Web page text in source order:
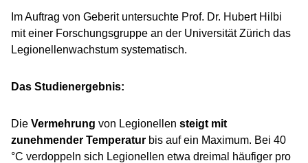
Im Auftrag von Geberit untersuchte Prof. Dr. Hubert Hilbi
mit einer Forschungsgruppe an der Universität Zürich das
Legionellenwachstum systematisch.
Das Studienergebnis:
Die Vermehrung von Legionellen steigt mit
zunehmender Temperatur bis auf ein Maximum. Bei 40
°C verdoppeln sich Legionellen etwa dreimal häufiger pro